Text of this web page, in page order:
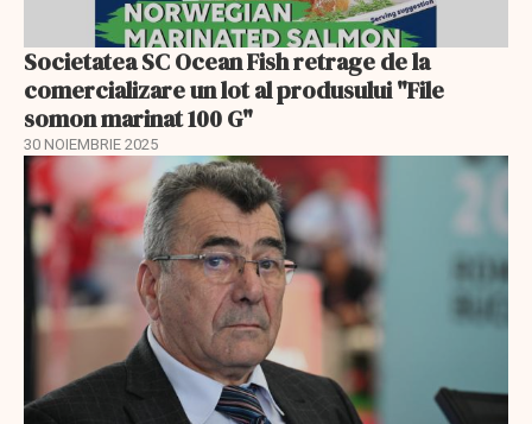
Societatea SC Ocean Fish retrage de la
comercializare un lot al produsului "File
somon marinat 100 G"
30 NOIEMBRIE 2025